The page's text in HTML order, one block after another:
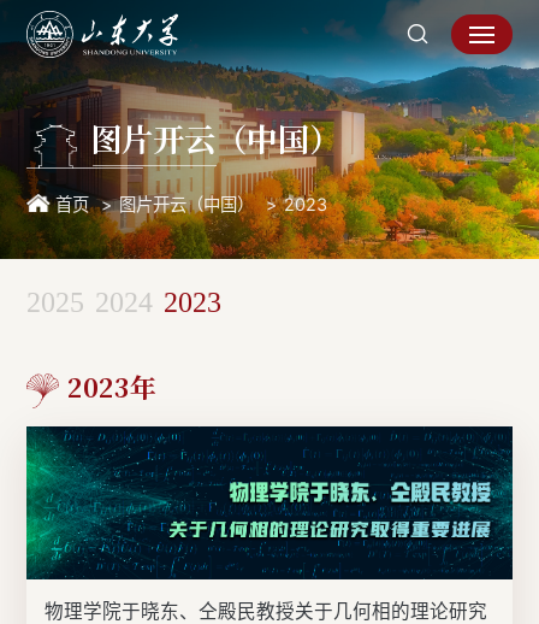
图片开云（中国）
首页 图片开云（中国） 2023
2025 2024 2023
2023年
物理学院于晓东、仝殿民教授关于几何相的理论研究